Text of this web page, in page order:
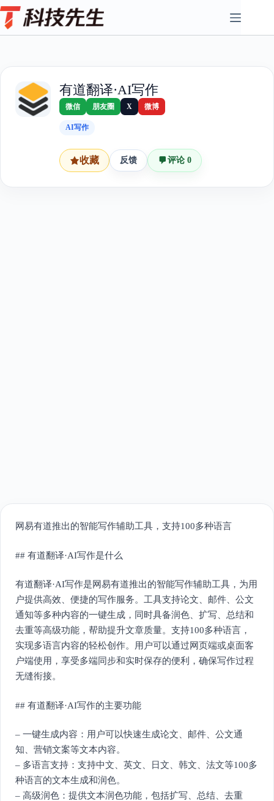
Skip
to
content
有道翻译·AI写作
微信 朋友圈 X 微博
AI写作
收藏 反馈 评论 0
网易有道推出的智能写作辅助工具，支持100多种语言
## 有道翻译·AI写作是什么
有道翻译·AI写作是网易有道推出的智能写作辅助工具，为用
户提供高效、便捷的写作服务。工具支持论文、邮件、公文
通知等多种内容的一键生成，同时具备润色、扩写、总结和
去重等高级功能，帮助提升文章质量。支持100多种语言，
实现多语言内容的轻松创作。用户可以通过网页端或桌面客
户端使用，享受多端同步和实时保存的便利，确保写作过程
无缝衔接。
## 有道翻译·AI写作的主要功能
– 一键生成内容：用户可以快速生成论文、邮件、公文通
知、营销文案等文本内容。
– 多语言支持：支持中文、英文、日文、韩文、法文等100多
种语言的文本生成和润色。
– 高级润色：提供文本润色功能，包括扩写、总结、去重